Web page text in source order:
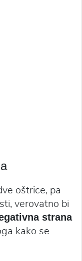
oštrice, pa
verovatno bi
strana
kako se